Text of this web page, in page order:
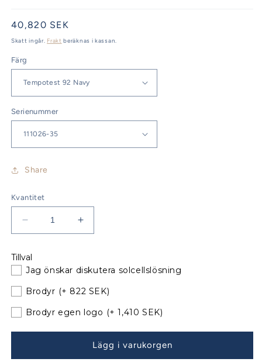
Ordinarie
pris
40,820 SEK
Skatt ingår. Frakt beräknas i kassan.
Färg
Serienummer
Share
Kvantitet
Minska
kvantitet
Jeanneau
Sun
Odyssey
Sittbrunnskapell
till
Öka
kvantitet
Sun
Odyssey
Sittbrunnskapell
till
befintliga
Tillval
Jag önskar diskutera solcellslösning
Brodyr (+ 822 SEK)
Brodyr egen logo (+ 1,410 SEK)
Lägg i varukorgen